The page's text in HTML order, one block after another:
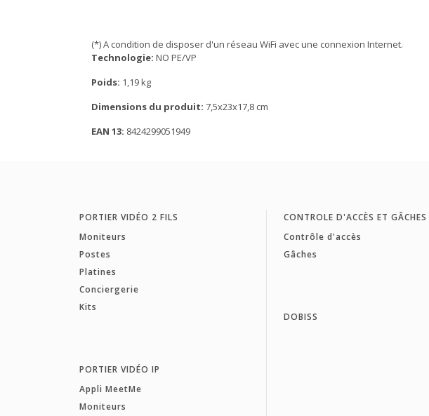
(*) A condition de disposer d'un réseau WiFi avec une connexion Internet.
Technologie: NO PE/VP
Poids: 1,19 kg
Dimensions du produit: 7,5x23x17,8 cm
EAN 13: 8424299051949
PORTIER VIDÉO 2 FILS
Moniteurs
Postes
Platines
Conciergerie
Kits
PORTIER VIDÉO IP
Appli MeetMe
Moniteurs
CONTROLE D'ACCÈS ET GÂCHES
Contrôle d'accès
Gâches
DOBISS